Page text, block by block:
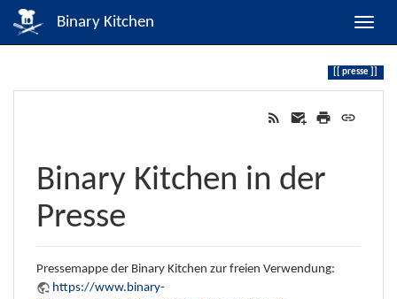
Binary Kitchen
presse
Binary Kitchen in der
Presse
Pressemappe der Binary Kitchen zur freien Verwendung:
https://www.binary-